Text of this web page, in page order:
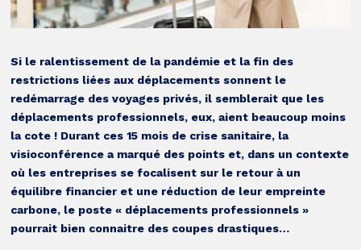
Si le ralentissement de la pandémie et la fin des
restrictions liées aux déplacements sonnent le
redémarrage des voyages privés, il semblerait que les
déplacements professionnels, eux, aient beaucoup moins
la cote ! Durant ces 15 mois de crise sanitaire, la
visioconférence a marqué des points et, dans un contexte
où les entreprises se focalisent sur le retour à un
équilibre financier et une réduction de leur empreinte
carbone, le poste « déplacements professionnels »
pourrait bien connaitre des coupes drastiques…